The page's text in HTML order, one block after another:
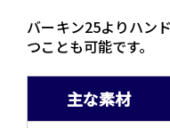
バーキン25よりハン
つことも可能です。
主な素材